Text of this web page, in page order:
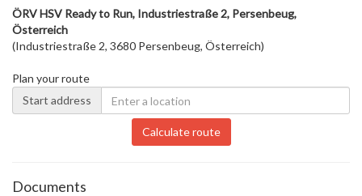
ÖRV HSV Ready to Run, Industriestraße 2, Persenbeug,
Österreich
(Industriestraße 2, 3680 Persenbeug, Österreich)
Plan your route
Start address
Calculate route
Documents